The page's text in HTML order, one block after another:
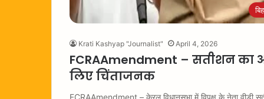
Krati Kashyap "Journalist" April 4, 2026
FCRAAmendment – सतीशन का
लिए चिंताजनक
FCRAAmendment – केरल विधानसभा में विपक्ष के नेता वीडी